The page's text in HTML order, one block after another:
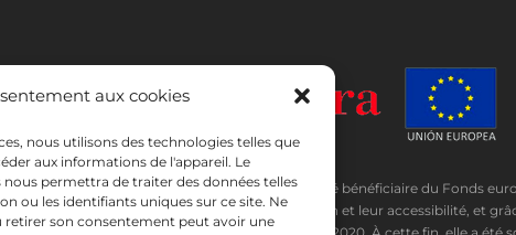
aux cookies
nous utilisons des technologies telles que
aux informations de l'appareil. Le
permettra de traiter des données telles
ou les identifiants uniques sur ce site. Ne
son consentement peut avoir une
DE MURCIA, SOCIEDAD LIMITADA a été bénéficiaire du Fonds
de l'information et de la communication et leur accessibilité, et